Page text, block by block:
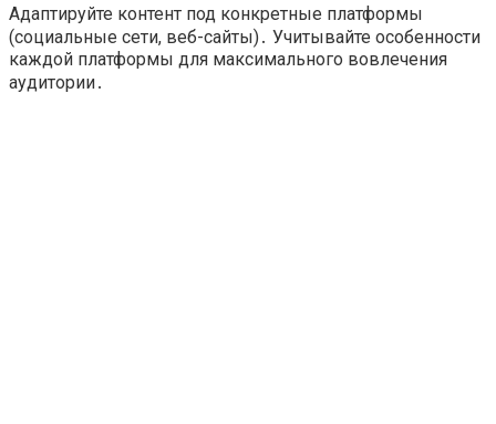
Адаптируйте контент под конкретные платформы
(социальные сети, веб-сайты)․ Учитывайте особенности
каждой платформы для максимального вовлечения
аудитории․